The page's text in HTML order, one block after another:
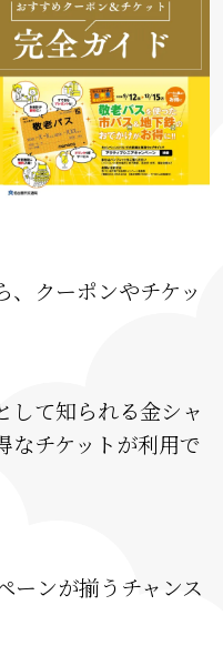
クーポンやチケッ
して知られる金シャ
なチケットが利用で
ーンが揃うチャンス